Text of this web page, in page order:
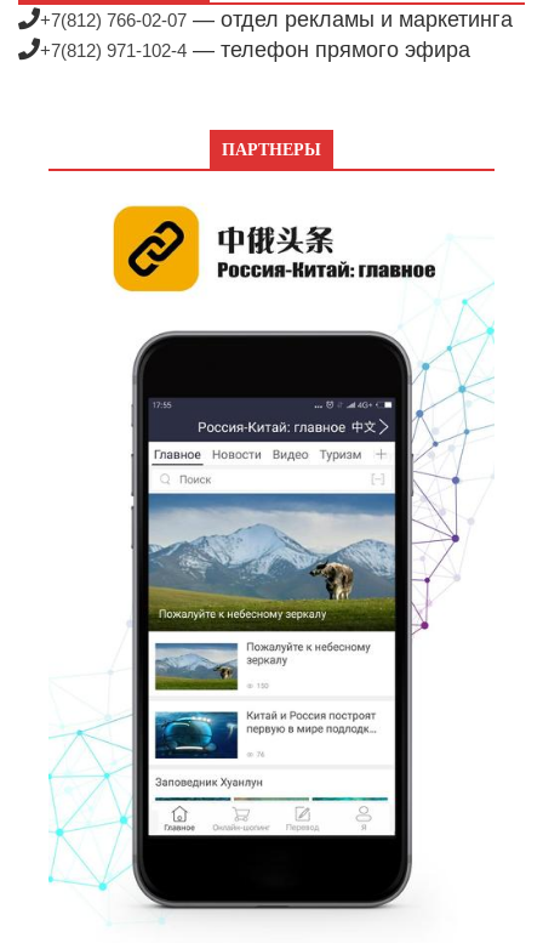
+7(812) 766-02-07 — отдел рекламы и маркетинга
+7(812) 971-102-4 — телефон прямого эфира
ПАРТНЕРЫ